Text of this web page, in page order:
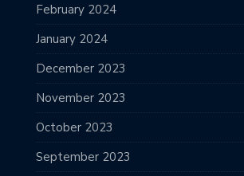
February 2024
January 2024
December 2023
November 2023
October 2023
September 2023